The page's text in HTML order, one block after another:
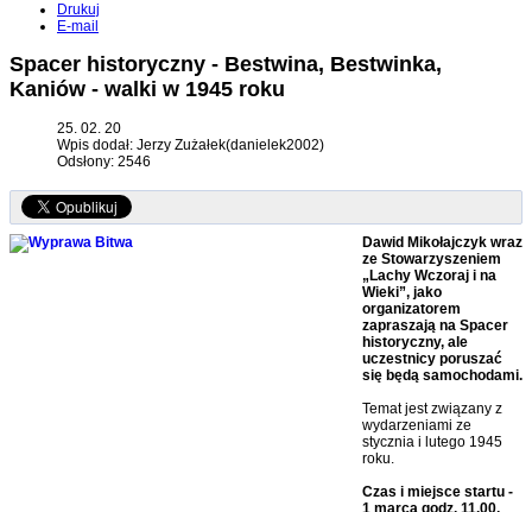
Drukuj
E-mail
Spacer historyczny - Bestwina, Bestwinka,
Kaniów - walki w 1945 roku
25. 02. 20
Wpis dodał: Jerzy Zużałek(danielek2002)
Odsłony: 2546
Dawid Mikołajczyk wraz
ze Stowarzyszeniem
„Lachy Wczoraj i na
Wieki”, jako
organizatorem
zapraszają na Spacer
historyczny, ale
uczestnicy poruszać
się będą samochodami.
Temat jest związany z
wydarzeniami ze
stycznia i lutego 1945
roku.
Czas i miejsce startu -
1 marca godz. 11.00,